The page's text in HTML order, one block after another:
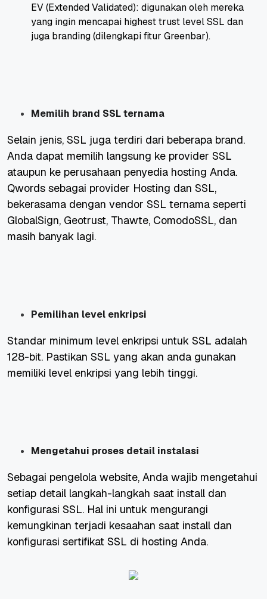
EV (Extended Validated): digunakan oleh mereka
yang ingin mencapai highest trust levelSSL dan
juga branding(dilengkapi fitur Greenbar).
Memilih brand SSL ternama
Selain jenis, SSL juga terdiri dari beberapa brand.
Anda dapat memilih langsung ke provider SSL
ataupun ke perusahaan penyedia hosting Anda.
Qwords sebagai provider Hosting dan SSL,
bekerasama dengan vendor SSL ternama seperti
GlobalSign, Geotrust, Thawte, ComodoSSL, dan
masih banyak lagi.
Pemilihan level enkripsi
Standar minimum level enkripsi untuk SSL adalah
128-bit. Pastikan SSL yang akan anda gunakan
memiliki level enkripsi yang lebih tinggi.
Mengetahui proses detail instalasi
Sebagai pengelola website, Anda wajib mengetahui
setiap detail langkah-langkah saat install dan
konfigurasi SSL. Hal ini untuk mengurangi
kemungkinan terjadi kesaahan saat install dan
konfigurasi sertifikat SSL di hosting Anda.